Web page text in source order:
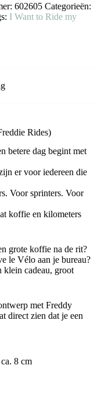
602605 Categorieën:
I Want to Ride my
Rides)
betere dag begint met
er voor iedereen die
Voor sprinters. Voor
koffie en kilometers
grote koffie na de rit?
le Vélo aan je bureau?
klein cadeau, groot
met Freddy
direct zien dat je een
8 cm